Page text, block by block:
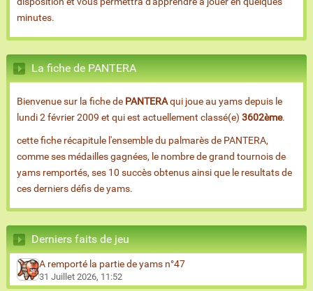
minutes.
La fiche de PANTERA
Bienvenue sur la fiche de PANTERAqui joue au yams depuis le
lundi 2 février 2009 et qui est actuellement classé(e) 3602ème.
cette fiche récapitule l'ensemble du palmarès de PANTERA,
comme ses médailles gagnées, le nombre de grand tournois de
yams remportés, ses 10 succès obtenus ainsi que le resultats de
ces derniers défis de yams.
Derniers faits de jeu
A remporté la partie de yams n°47
31 Juillet 2026, 11:52